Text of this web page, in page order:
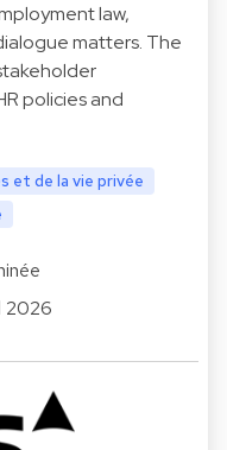
law,
matters. The
policies and
et de la vie privée
2026